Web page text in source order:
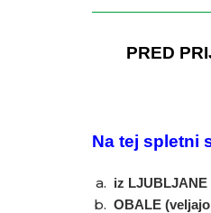
PRED
Na tej spletni
iz LJUBLJANE
OBALE